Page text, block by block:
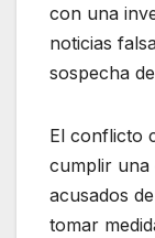
con una
noticias
sospecha
El conflicto
cumplir una
acusados
tomar